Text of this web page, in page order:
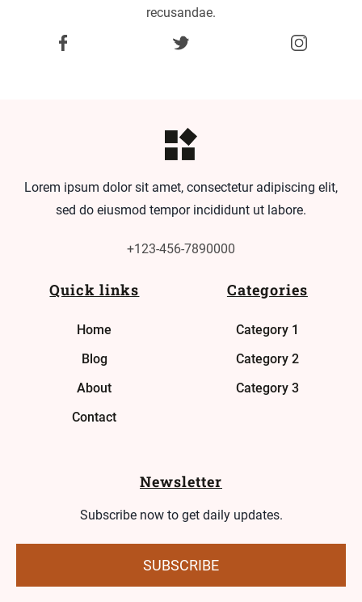
recusandae.
Lorem ipsum dolor sit amet, consectetur adipiscing elit,
sed do eiusmod tempor incididunt ut labore.
+123-456-7890000
Quick links
Home
Blog
About
Contact
Categories
Category 1
Category 2
Category 3
Newsletter
Subscribe now to get daily updates.
SUBSCRIBE